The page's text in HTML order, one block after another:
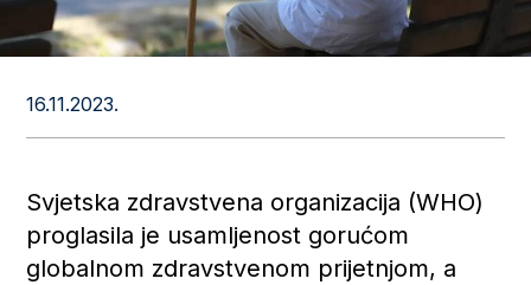
16.11.2023.
Svjetska zdravstvena organizacija (WHO)
proglasila je usamljenost gorućom
globalnom zdravstvenom prijetnjom, a